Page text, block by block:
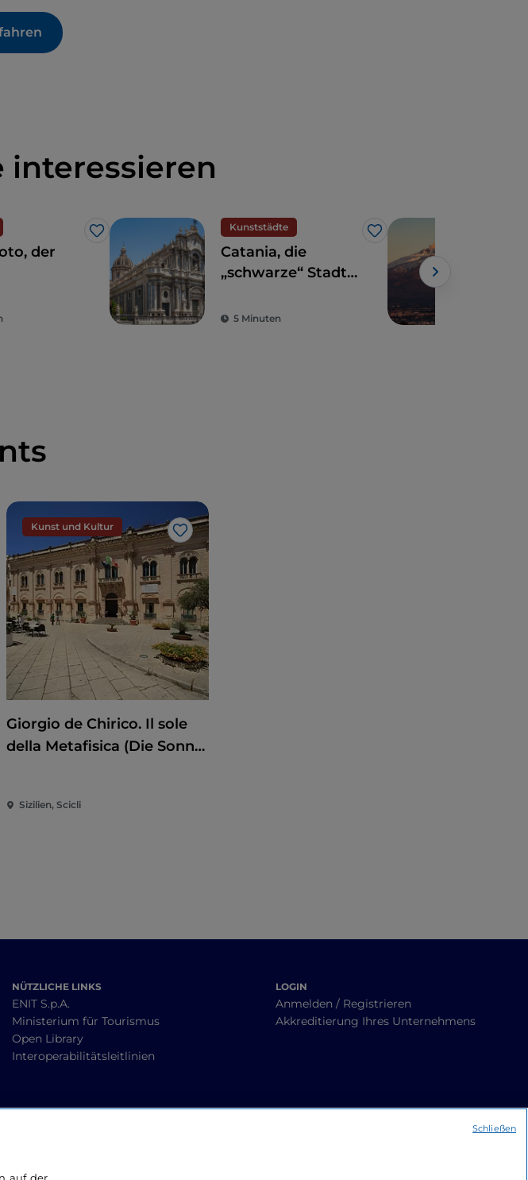
interessieren
Like
der
Kunststädte
Like
Catania, die
„schwarze“ Stadt
5 Minuten
Kunst und Kultur
Like
Giorgio de Chirico. Il sole
della Metafisica (Die Sonne
Sizilien, Scicli
NÜTZLICHE LINKS
ENIT S.p.A.
Ministerium für Tourismus
Open Library
Interoperabilitätsleitlinien
LOGIN
Anmelden / Registrieren
Akkreditierung Ihres Unternehmens
Schließen